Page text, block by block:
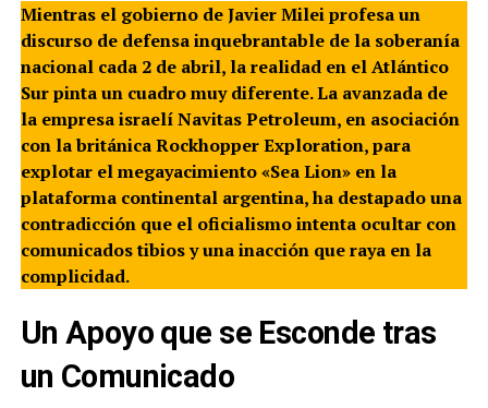
Mientras el gobierno de Javier Milei profesa un
discurso de defensa inquebrantable de la soberanía
nacional cada 2 de abril, la realidad en el Atlántico
Sur pinta un cuadro muy diferente. La avanzada de
la empresa israelí Navitas Petroleum, en asociación
con la británica Rockhopper Exploration, para
explotar el megayacimiento «Sea Lion» en la
plataforma continental argentina, ha destapado una
contradicción que el oficialismo intenta ocultar con
comunicados tibios y una inacción que raya en la
complicidad.
Un Apoyo que se Esconde tras
un Comunicado